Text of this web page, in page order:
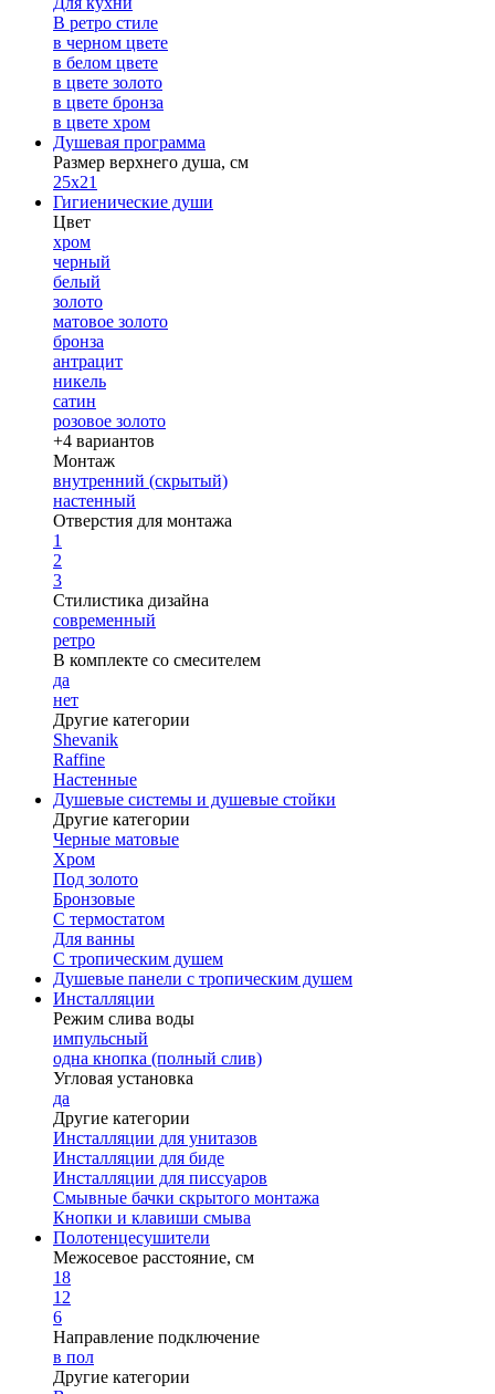
В ретро стиле
в черном цвете
в белом цвете
в цвете золото
в цвете бронза
в цвете хром
Душевая программа
Размер верхнего душа, см
25х21
Гигиенические души
Цвет
хром
черный
белый
золото
матовое золото
бронза
антрацит
никель
сатин
розовое золото
+4 вариантов
Монтаж
внутренний (скрытый)
настенный
Отверстия для монтажа
1
2
3
Стилистика дизайна
современный
ретро
В комплекте со смесителем
да
нет
Другие категории
Shevanik
Raffine
Настенные
Душевые системы и душевые стойки
Другие категории
Черные матовые
Хром
Под золото
Бронзовые
С термостатом
Для ванны
С тропическим душем
Душевые панели с тропическим душем
Инсталляции
Режим слива воды
импульсный
одна кнопка (полный слив)
Угловая установка
да
Другие категории
Инсталляции для унитазов
Инсталляции для биде
Инсталляции для писсуаров
Смывные бачки скрытого монтажа
Кнопки и клавиши смыва
Полотенцесушители
Межосевое расстояние, см
18
12
6
Направление подключение
в пол
Другие категории